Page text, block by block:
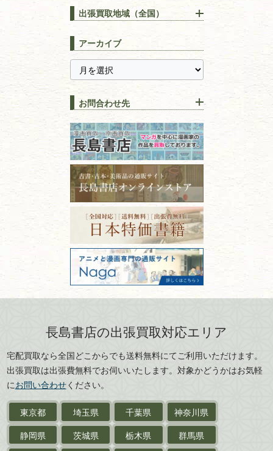
易学・占い
スピリチュアル・
全集・
趣味・教養
書道
拓本・法帖・碑帖
篆刻・印譜
書道具
美術書・アート本・
デザイン本
カメラ・撮影術
版画・リトグラフ・
刀剣・鎧・甲冑
武道書・武術書
近代文学・
サイン色紙
作家草稿・原稿・肉筆物
りOK！効率的に売る方法
長島書店の便利な買取サービ
ス
【持ち込み買取】店頭で簡単
に古本を売るメリットとは？
古本を高く売る方法！買取で
上手な売り方のコツを解説
古本の保管方法と劣化する原
因！適切な管理で長持ちさせ
るコツ
古本は汚れていると買取でき
ない？適切な保管方法とクリ
ーニング！
ISBNコードとは？書籍の識別
番号の意味と役割を解説
価値ある古書を売るポイント
と注意点
出張買取地域（全国）
千葉県
神奈川県
静岡県
群馬県
山梨県
新潟県
長野県
愛知県
石川県
福井県
福島県
富山県
青森県
岩手県
宮城県
秋田県
山形県
岐阜県
三重県
滋賀県
京都府
大阪府
兵庫県
奈良県
島根県
岡山県
徳島県
香川県
愛媛県
アーカイブ
お問合わせ先
古本買取専門店 長島書店
〒101-0051
東京都千代田区神田神保町2-5-1
フリーダイヤル：0120-414-548
電話：03-3512-8115
FAX：03-3512-8116
古物商許可：東京都公安委員会 第
301028901712号
古物商名称：有限会社長島書店
長島書店の出張買取対応エリア
宅配買取なら全国どこからでも送料無料にてご利用いただけます。
出張買取は出張費無料でお伺いいたします。対象かどうかはお気軽
にお問い合わせください。
東京都 埼玉県 千葉県
神奈川県
静岡県
茨城県 栃木県
群馬県